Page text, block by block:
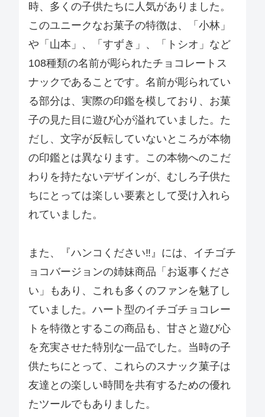
時、多くの子供たちに人気がありました。
このユニークなお菓子の特徴は、「小林」
や「山本」、「すずき」、「トシオ」など
108種類の名前が彫られたチョコレートス
ナックであることです。名前が彫られてい
る部分は、実際の印鑑を模しており、お菓
子の見た目に遊び心が溢れていました。た
だし、文字が反転していないところが本物
の印鑑とは異なります。この本物へのこだ
わりを持たないデザインが、むしろ子供た
ちにとっては楽しい要素として受け入れら
れていました。
また、『ハンコください‼』には、イチゴチ
ョコバージョンの姉妹商品「お返事くださ
い」もあり、これも多くのファンを魅了し
ていました。ハート型のイチゴチョコレー
トを特徴とするこの商品も、甘さと遊び心
を充実させた特別な一品でした。当時の子
供たちにとって、これらのスナック菓子は
友達との楽しい時間を共有するための優れ
たツールでもありました。